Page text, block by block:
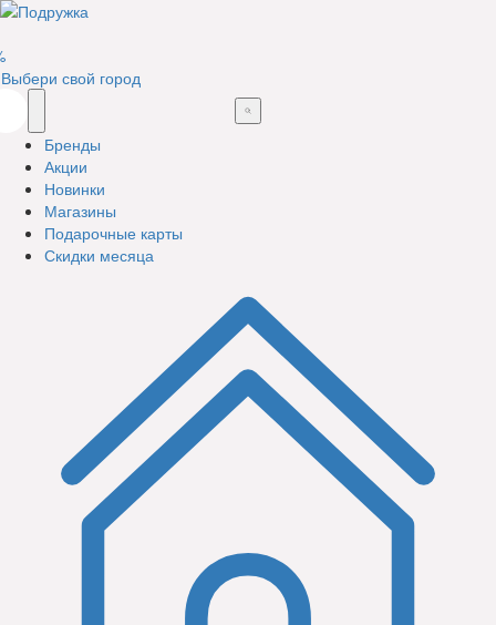
Выбери свой город
Бренды
Акции
Новинки
Магазины
Подарочные карты
Скидки месяца